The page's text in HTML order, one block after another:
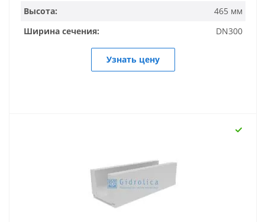
Высота:
465 мм
Ширина сечения:
DN300
Узнать цену